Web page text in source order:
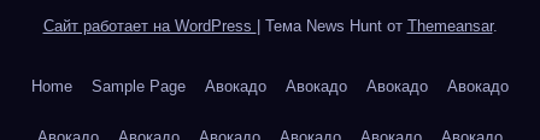
Сайт работает на WordPress Тема News Hunt от Themeansar.
Home Sample Page Авокадо Авокадо Авокадо Авокадо